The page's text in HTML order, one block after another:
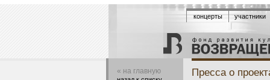
концерты участники
« на главную Пресса о